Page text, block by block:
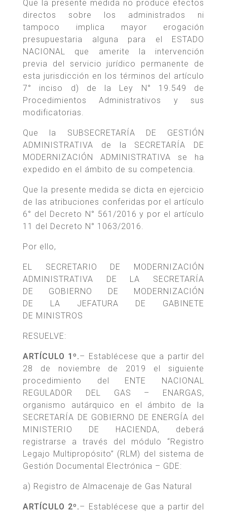
Que la presente medida no produce efectos
directos sobre los administrados ni
tampoco implica mayor erogación
presupuestaria alguna para el ESTADO
NACIONAL que amerite la intervención
previa del servicio jurídico permanente de
esta jurisdicción en los términos del artículo
7° inciso d) de la Ley N° 19.549 de
Procedimientos Administrativos y sus
modificatorias.
Que la SUBSECRETARÍA DE GESTIÓN
ADMINISTRATIVA de la SECRETARÍA DE
MODERNIZACIÓN ADMINISTRATIVA se ha
expedido en el ámbito de su competencia.
Que la presente medida se dicta en ejercicio
de las atribuciones conferidas por el artículo
6° del Decreto N° 561/2016 y por el artículo
11 del Decreto N° 1063/2016.
Por ello,
EL SECRETARIO DE MODERNIZACIÓN
ADMINISTRATIVA DE LA SECRETARÍA
DE GOBIERNO DE MODERNIZACIÓN
DE LA JEFATURA DE GABINETE
DE MINISTROS
RESUELVE:
ARTÍCULO 1º.– Establécese que a partir del
28 de noviembre de 2019 el siguiente
procedimiento del ENTE NACIONAL
REGULADOR DEL GAS – ENARGAS,
organismo autárquico en el ámbito de la
SECRETARÍA DE GOBIERNO DE ENERGÍA del
MINISTERIO DE HACIENDA, deberá
registrarse a través del módulo “Registro
Legajo Multipropósito” (RLM) del sistema de
Gestión Documental Electrónica – GDE:
a) Registro de Almacenaje de Gas Natural
ARTÍCULO 2º.– Establécese que a partir del